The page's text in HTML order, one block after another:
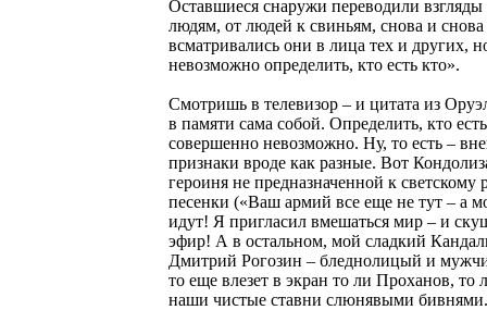
Оставшиеся снаружи переводили взгляды
людям, от людей к свиньям, снова и снова
всматривались они в лица тех и других,
невозможно определить, кто есть кто».
Смотришь в телевизор – и цитата из
в памяти сама собой. Определить, кто
совершенно невозможно. Ну, то есть –
признаки вроде как разные. Вот
героиня не предназначенной к светскому
песенки («Ваш армий все еще не тут – а
идут! Я пригласил вмешаться мир – и
эфир! А в остальном, мой сладкий
Дмитрий Рогозин – бледнолицый и
то еще влезет в экран то ли Проханов, то
наши чистые ставни слюнявыми